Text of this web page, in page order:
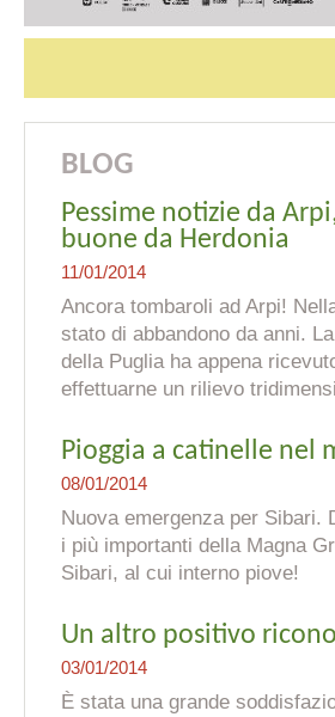
BLOG
Pessime notizie da
buone da Herdonia
11/01/2014
Ancora tombaroli ad Arpi!
stato di abbandono da anni.
della Puglia ha appena
effettuarne un rilievo
Pioggia a catinelle nel
08/01/2014
Nuova emergenza per Sibari.
i più importanti della Magna
Sibari, al cui interno piove!
Un altro positivo
03/01/2014
È stata una grande